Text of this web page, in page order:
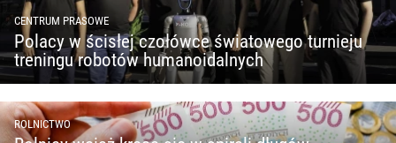
CENTRUM PRASOWE
Polacy w ścisłej czołówce światowego turnieju
treningu robotów humanoidalnych
ROLNICTWO